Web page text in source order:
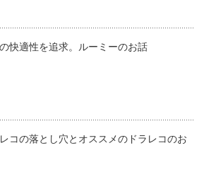
快適性を追求。ルーミーのお話
レコの落とし穴とオススメのドラレコのお